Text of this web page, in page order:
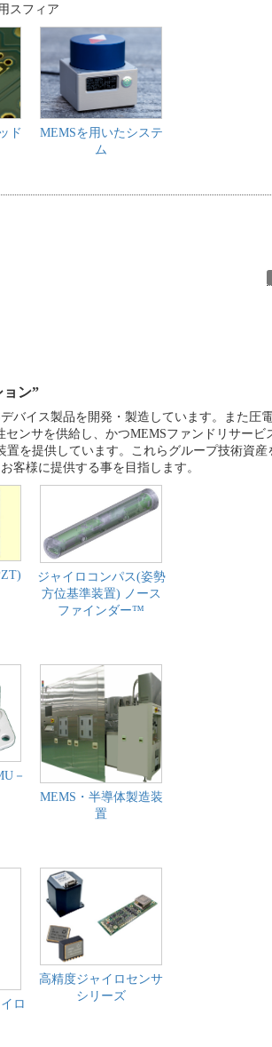
スフィア
ド
MEMSを用いたシステ
ム
ン”
バイス製品を開発・製造しています。また圧
センサを供給し、かつMEMSファンドリサービ
置を提供しています。これらグループ技術資
客様に提供する事を目指します。
ジャイロコンパス(姿勢
方位基準装置) ノース
ファインダー™
－
MEMS・半導体製造装
置
ロ
高精度ジャイロセンサ
シリーズ